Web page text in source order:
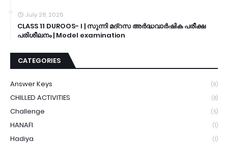
July 28, 2026
CLASS 11 DUROOS- I | സുന്നി മദ്റസ അർദ്ധവാർഷിക പരീക്ഷ
പരിശീലനം | Model examination
CATEGORIES
Answer Keys (9)
CHILLED ACTIVITIES (8)
Challenge (5)
HANAFI (1)
Hadiya (1)